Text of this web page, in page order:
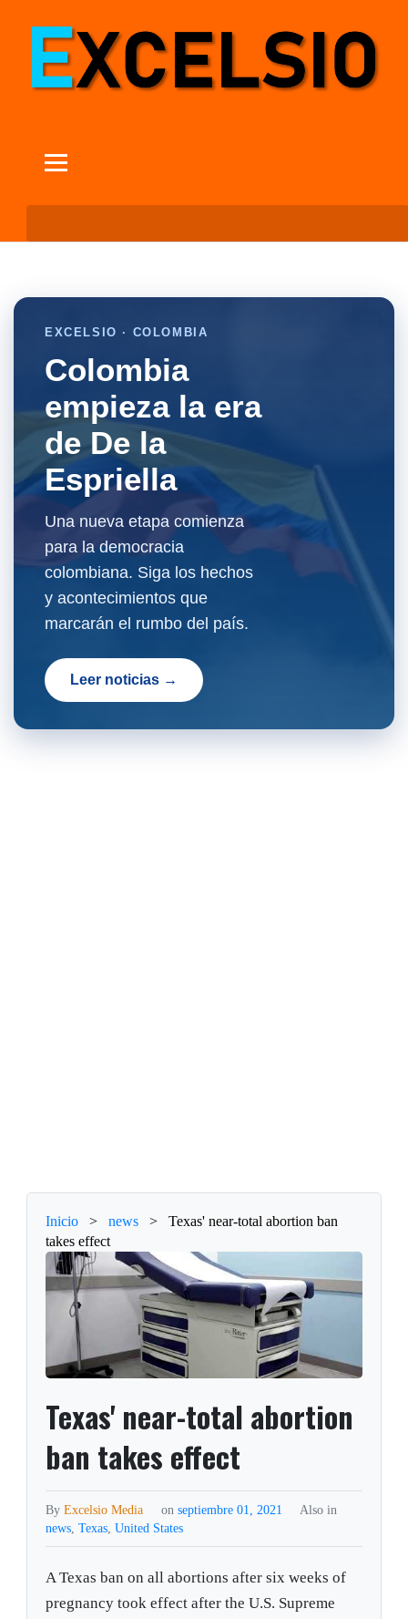
EXCELSIO · COLOMBIA
Colombia
empieza la era
de De la
Espriella
Una nueva etapa comienza
para la democracia
colombiana. Siga los hechos
y acontecimientos que
marcarán el rumbo del país.
Leer noticias →
Inicio > news >
Texas' near-total abortion ban
takes effect
Texas' near-total abortion
ban takes effect
ByExcelsio Media on septiembre 01, 2021
Also in
news,Texas,United States
A Texas ban on all abortions after six weeks of
pregnancy took effect after the U.S. Supreme